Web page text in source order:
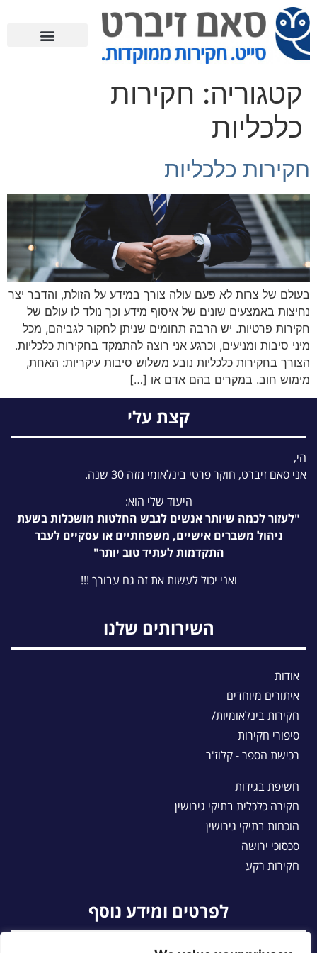
קטגוריה: חקירות
כלכליות
חקירות כלכליות
בעולם של צרות לא פעם עולה צורך במידע על הזולת, והדבר יצר
נחיצות באמצעים שונים של איסוף מידע וכך נולד לו עולם של
חקירות פרטיות. יש הרבה תחומים שניתן לחקור לגביהם, מכל
מיני סיבות ומניעים, וכרגע אני רוצה להתמקד בחקירות כלכליות.
הצורך בחקירות כלכליות נובע משלוש סיבות עיקריות: האחת,
מימוש חוב. במקרים בהם אדם או […]
קצת עלי
הי,
אני סאם זיברט, חוקר פרטי בינלאומי מזה 30 שנה.
היעוד שלי הוא:
"לעזור לכמה שיותר אנשים לגבש החלטות מושכלות בשעת
ניהול משברים אישיים, משפחתיים או עסקיים לעבר
התקדמות לעתיד טוב יותר"
ואני יכול לעשות את זה גם עבורך !!!
השירותים שלנו
אודות
איתורים מיוחדים
חקירות בינלאומיות/
סיפורי חקירות
רכישת הספר - קלוז'ר
חשיפת בגידות
חקירה כלכלית בתיקי גירושין
הוכחות בתיקי גירושין
סכסוכי ירושה
חקירות רקע
לפרטים ומידע נוסף